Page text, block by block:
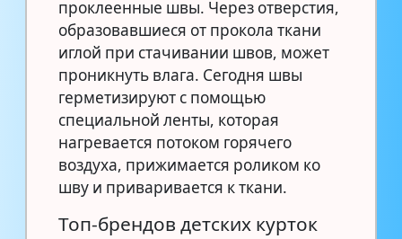
проклеенные швы. Через отверстия,
образовавшиеся от прокола ткани
иглой при стачивании швов, может
проникнуть влага. Сегодня швы
герметизируют с помощью
специальной ленты, которая
нагревается потоком горячего
воздуха, прижимается роликом ко
шву и приваривается к ткани.
Топ-брендов детских курток